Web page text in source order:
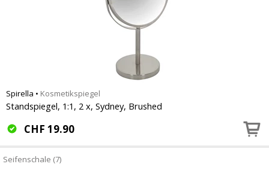
Spirella • Kosmetikspiegel
Standspiegel, 1:1, 2 x, Sydney, Brushed
CHF 19.90
Seifenschale (7)